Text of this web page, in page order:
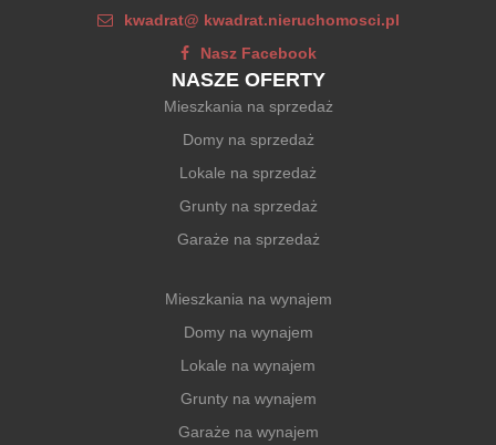
kwadrat@ kwadrat.nieruchomosci.pl
Nasz Facebook
NASZE OFERTY
Mieszkania na sprzedaż
Domy na sprzedaż
Lokale na sprzedaż
Grunty na sprzedaż
Garaże na sprzedaż
Mieszkania na wynajem
Domy na wynajem
Lokale na wynajem
Grunty na wynajem
Garaże na wynajem